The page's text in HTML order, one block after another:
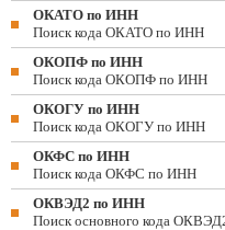
ОКАТО по ИНН
Поиск кода ОКАТО по ИНН
ОКОПФ по ИНН
Поиск кода ОКОПФ по ИНН
ОКОГУ по ИНН
Поиск кода ОКОГУ по ИНН
ОКФС по ИНН
Поиск кода ОКФС по ИНН
ОКВЭД2 по ИНН
Поиск основного кода